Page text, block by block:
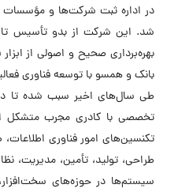
در اداره ثبت شرکت‌ها و مؤسسات
شد. این شرکت از بدو تأسیس
بهره‌برداری صحیح و اصولی از
بانک و همسو با توسعه فناوری
طی سال‌های اخیر سبب شده تا
تخصصی با کادری مجرب متشکل از
تکنسین‌های امور فناوری
طراحی، تولید، تأمین، مدیریت،
سیستم‌ها در حوزه‌های سخت‌افزار،